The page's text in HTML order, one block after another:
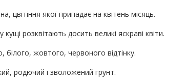
цвітіння якої припадає на квітень місяць.
розквітають досить великі яскраві квіти.
білого, жовтого, червоного відтінку.
родючий і зволожений грунт.